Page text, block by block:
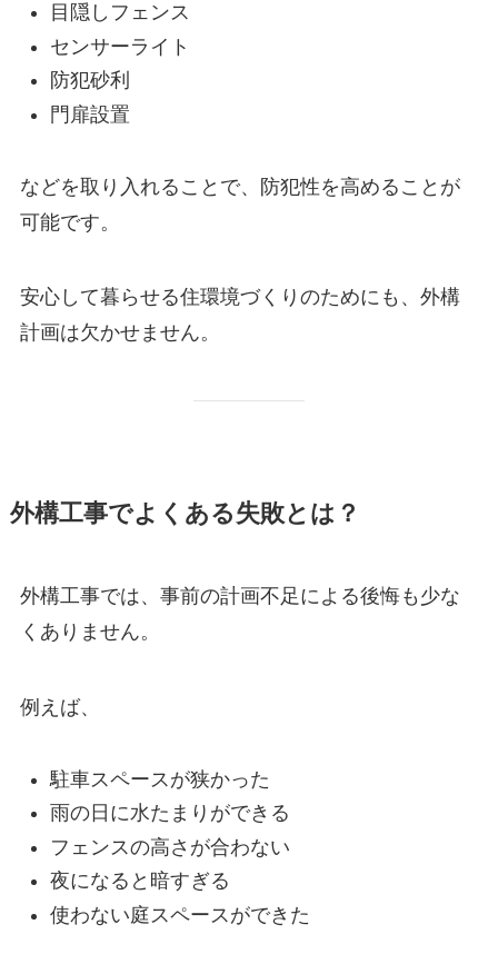
目隠しフェンス
センサーライト
防犯砂利
門扉設置
などを取り入れることで、防犯性を高めることが
可能です。
安心して暮らせる住環境づくりのためにも、外構
計画は欠かせません。
外構工事でよくある失敗とは？
外構工事では、事前の計画不足による後悔も少な
くありません。
例えば、
駐車スペースが狭かった
雨の日に水たまりができる
フェンスの高さが合わない
夜になると暗すぎる
使わない庭スペースができた